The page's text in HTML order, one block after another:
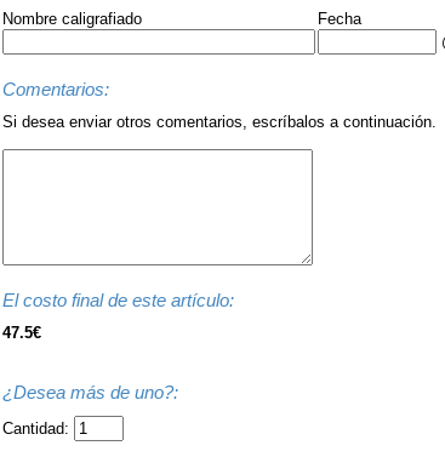
Nombre caligrafiado
Fecha
Comentarios:
Si desea enviar otros comentarios, escríbalos a continuación.
El costo final de este artículo:
47.5€
¿Desea más de uno?:
Cantidad: